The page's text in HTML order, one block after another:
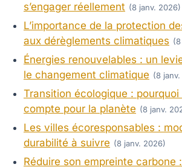
s’engager réellement (8 janv. 2026)
L’importance de la protection
aux dérèglements climatiques
Énergies renouvelables : un
le changement climatique (8
Transition écologique :
compte pour la planète (8 janv.
Les villes écoresponsables :
durabilité à suivre (8 janv. 2026)
Réduire son empreinte carbone